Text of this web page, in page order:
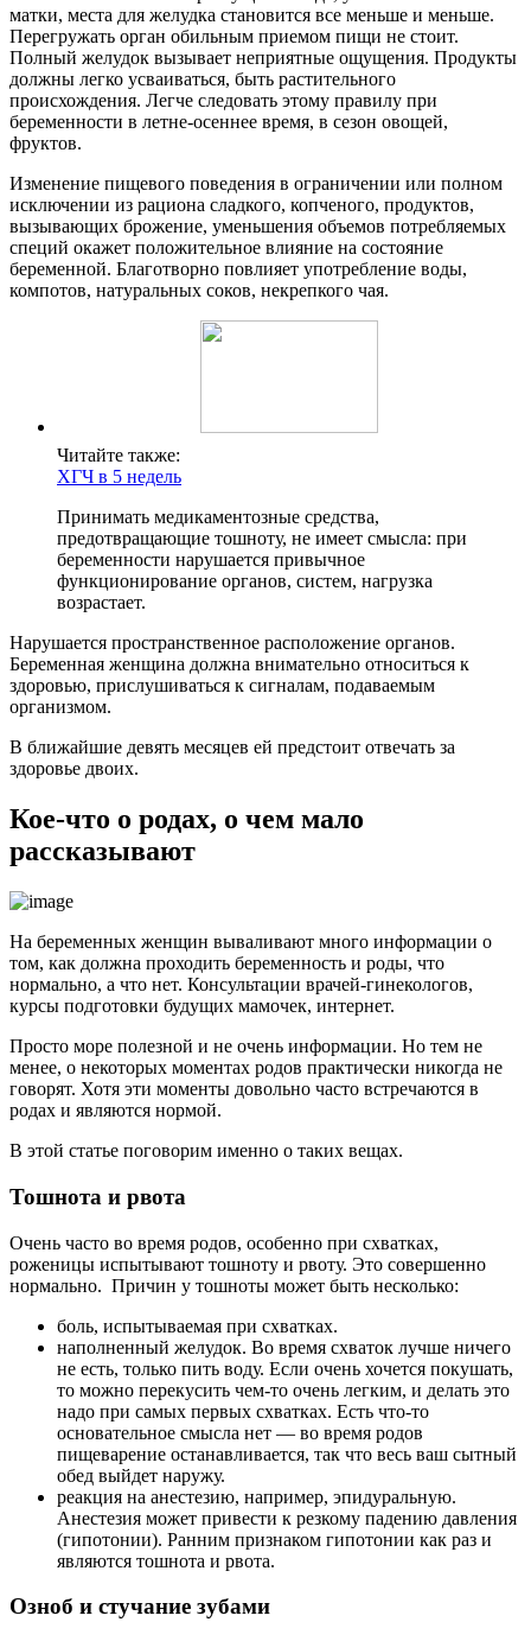
матки, места для желудка становится все меньше и меньше.
Перегружать орган обильным приемом пищи не стоит.
Полный желудок вызывает неприятные ощущения. Продукты
должны легко усваиваться, быть растительного
происхождения. Легче следовать этому правилу при
беременности в летне-осеннее время, в сезон овощей,
фруктов.
Изменение пищевого поведения в ограничении или полном
исключении из рациона сладкого, копченого, продуктов,
вызывающих брожение, уменьшения объемов потребляемых
специй окажет положительное влияние на состояние
беременной. Благотворно повлияет употребление воды,
компотов, натуральных соков, некрепкого чая.
Читайте также:
ХГЧ в 5 недель
Принимать медикаментозные средства,
предотвращающие тошноту, не имеет смысла: при
беременности нарушается привычное
функционирование органов, систем, нагрузка
возрастает.
Нарушается пространственное расположение органов.
Беременная женщина должна внимательно относиться к
здоровью, прислушиваться к сигналам, подаваемым
организмом.
В ближайшие девять месяцев ей предстоит отвечать за
здоровье двоих.
Кое-что о родах, о чем мало
рассказывают
На беременных женщин вываливают много информации о
том, как должна проходить беременность и роды, что
нормально, а что нет. Консультации врачей-гинекологов,
курсы подготовки будущих мамочек, интернет.
Просто море полезной и не очень информации. Но тем не
менее, о некоторых моментах родов практически никогда не
говорят. Хотя эти моменты довольно часто встречаются в
родах и являются нормой.
В этой статье поговорим именно о таких вещах.
Тошнота и рвота
Очень часто во время родов, особенно при схватках,
роженицы испытывают тошноту и рвоту. Это совершенно
нормально. Причин у тошноты может быть несколько:
боль, испытываемая при схватках.
наполненный желудок. Во время схваток лучше ничего
не есть, только пить воду. Если очень хочется покушать,
то можно перекусить чем-то очень легким, и делать это
надо при самых первых схватках. Есть что-то
основательное смысла нет — во время родов
пищеварение останавливается, так что весь ваш сытный
обед выйдет наружу.
реакция на анестезию, например, эпидуральную.
Анестезия может привести к резкому падению давления
(гипотонии). Ранним признаком гипотонии как раз и
являются тошнота и рвота.
Озноб и стучание зубами